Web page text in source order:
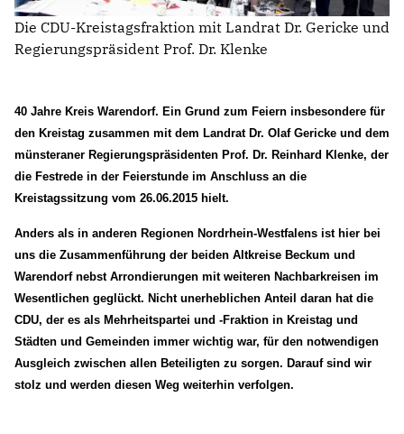
KREISWAHLAUSSCHUSS
POLIZEIBEIRAT
RECHNUNGSPRÜFUNG
AUSSCHUSS FÜR UMWELT, KLIMASCHUTZ, MOBILITÄT
UND PLANUNG
AUSSCHUSS FÜR DIGITALISIERUNG
AUSSCHUSS FÜR ÖFFENTLICHE ORDNUNG UND
BEVÖLKERUNGSSCHUTZ
AUSSCHUSS FÜR ARBEIT, WIRTSCHAFT UND
GLEICHSTELLUNG
AUSSCHUSS FÜR KINDER, JUGENDLICHE UND FAMILIEN
AUSSCHUSS FÜR SCHULE, KULTUR UND SPORT
BAUAUSSCHUSS
FINANZAUSSCHUSS
40 Jahre Kreis Warendorf. Ein Grund zum Feiern insbesondere für
den Kreistag zusammen mit dem Landrat Dr. Olaf Gericke und dem
münsteraner Regierungspräsidenten Prof. Dr. Reinhard Klenke, der
die Festrede in der Feierstunde im Anschluss an die
Kreistagssitzung vom 26.06.2015 hielt.
Anders als in anderen Regionen Nordrhein-Westfalens ist hier bei
uns die Zusammenführung der beiden Altkreise Beckum und
Warendorf nebst Arrondierungen mit weiteren Nachbarkreisen im
Wesentlichen geglückt. Nicht unerheblichen Anteil daran hat die
CDU, der es als Mehrheitspartei und -Fraktion in Kreistag und
Städten und Gemeinden immer wichtig war, für den notwendigen
Ausgleich zwischen allen Beteiligten zu sorgen. Darauf sind wir
stolz und werden diesen Weg weiterhin verfolgen.
Die CDU-Kreistagsfraktion mit Landrat Dr. Gericke und
Regierungspräsident Prof. Dr. Klenke